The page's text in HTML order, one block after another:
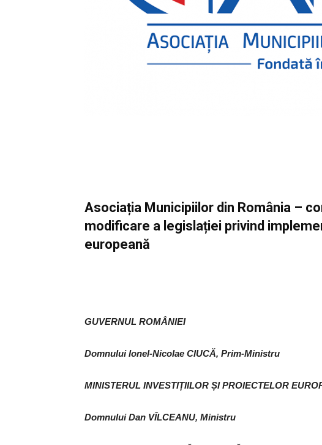
Asociația Municipiilor din România –
modificare a legislației privind
europeană
GUVERNUL ROMÂNIEI
Domnului Ionel-Nicolae CIUCĂ, Prim-Ministru
MINISTERUL INVESTIȚIILOR ȘI PROIECTELOR
Domnului Dan VÎLCEANU, Ministru